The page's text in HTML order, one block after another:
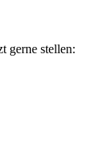
gerne stellen: